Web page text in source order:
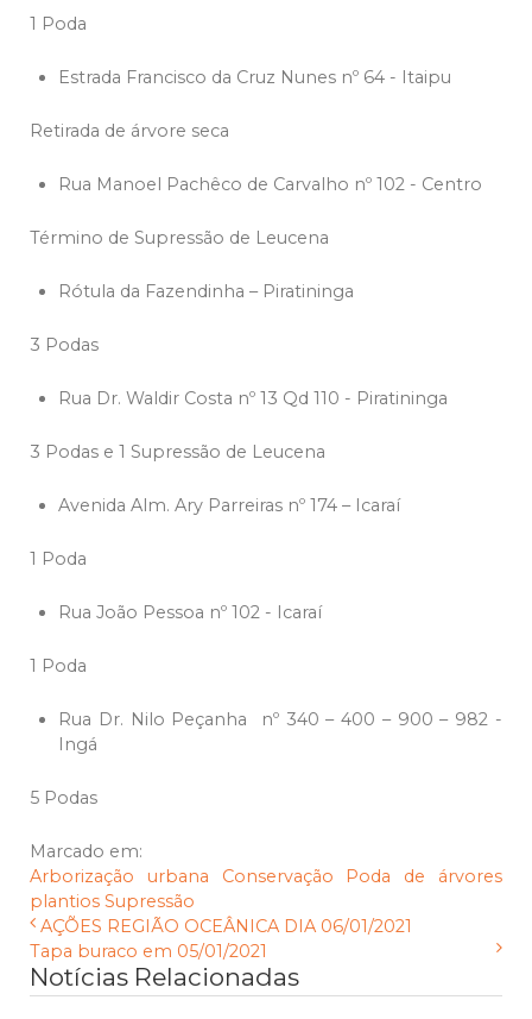
1 Poda
Estrada Francisco da Cruz Nunes nº 64 - Itaipu
Retirada de árvore seca
Rua Manoel Pachêco de Carvalho nº 102 - Centro
Término de Supressão de Leucena
Rótula da Fazendinha – Piratininga
3 Podas
Rua Dr. Waldir Costa nº 13 Qd 110 - Piratininga
3 Podas e 1 Supressão de Leucena
Avenida Alm. Ary Parreiras nº 174 – Icaraí
1 Poda
Rua João Pessoa nº 102 - Icaraí
1 Poda
Rua Dr. Nilo Peçanha nº 340 – 400 – 900 – 982 -
Ingá
5 Podas
Marcado em:
Arborização urbana
Conservação
Poda de árvores
plantios Supressão
AÇÕES REGIÃO OCEÂNICA DIA 06/01/2021
Tapa buraco em 05/01/2021
Notícias Relacionadas